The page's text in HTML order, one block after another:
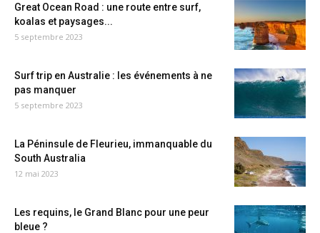
Great Ocean Road : une route entre surf,
koalas et paysages...
5 septembre 2023
Surf trip en Australie : les événements à ne
pas manquer
5 septembre 2023
La Péninsule de Fleurieu, immanquable du
South Australia
12 mai 2023
Les requins, le Grand Blanc pour une peur
bleue ?